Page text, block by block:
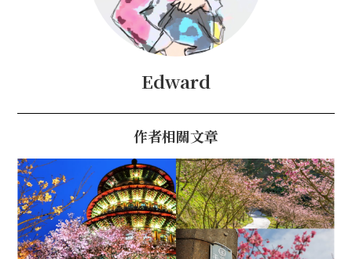
Edward
作者相關文章